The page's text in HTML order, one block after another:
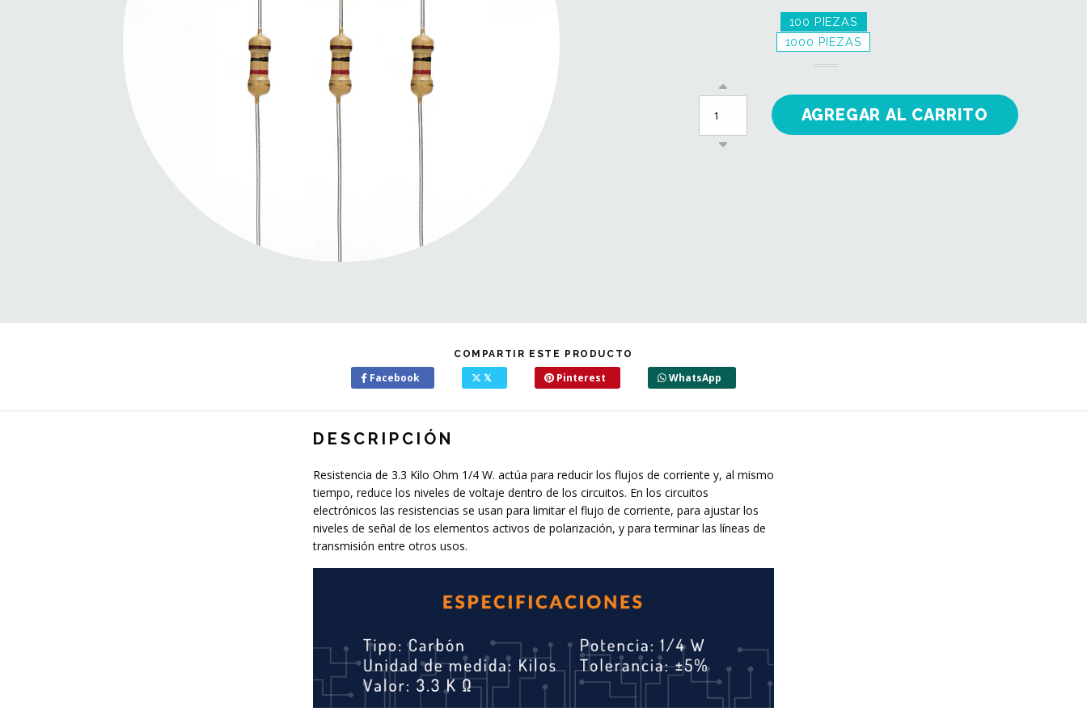
100 PIEZAS
1000 PIEZAS
COMPARTIR ESTE PRODUCTO
Facebook 𝕏 Pinterest WhatsApp
DESCRIPCIÓN
Resistencia de 3.3 Kilo Ohm 1/4 W. actúa para reducir los flujos de corriente y, al mismo
tiempo, reduce los niveles de voltaje dentro de los circuitos. En los circuitos
electrónicos las resistencias se usan para limitar el flujo de corriente, para ajustar los
niveles de señal de los elementos activos de polarización, y para terminar las líneas de
transmisión entre otros usos.